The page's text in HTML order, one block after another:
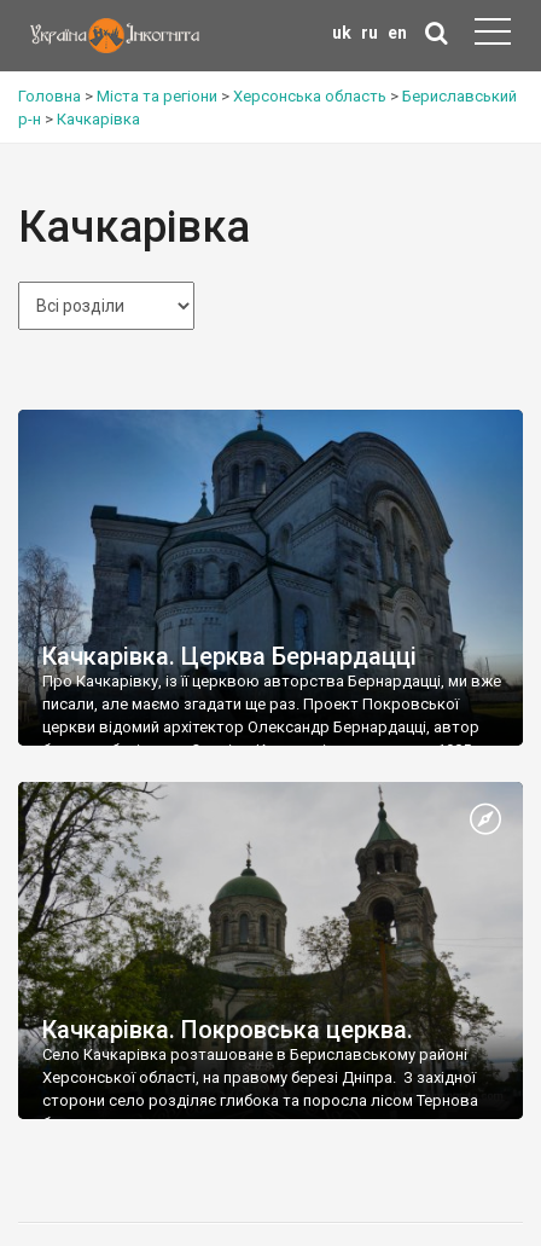
uk ru en
Головна > Міста та регіони > Херсонська область > Бериславський
р-н > Качкарівка
Качкарівка
Качкарівка. Церква Бернардацці
Про Качкарівку, із її церквою авторства Бернардацці, ми вже
писали, але маємо згадати ще раз. Проект Покровської
церкви відомий архітектор Олександр Бернардацці, автор
багатьох будівель у Одесі та Кишиневі, представив у 1905
У 1907 році архітектор помер, а будівництво почали чи то у
1910-му, чи […]
Качкарівка. Покровська церква.
Село Качкарівка розташоване в Бериславському районі
Херсонської області, на правому березі Дніпра. З західної
сторони село розділяє глибока та поросла лісом Тернова
балка.